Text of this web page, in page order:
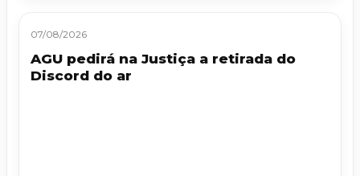
07/08/2026
AGU pedirá na Justiça a retirada do
Discord do ar